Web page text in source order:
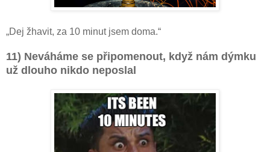
„Dej žhavit, za 10 minut jsem doma.“
11) Neváháme se připomenout, když nám dýmku
už dlouho nikdo neposlal